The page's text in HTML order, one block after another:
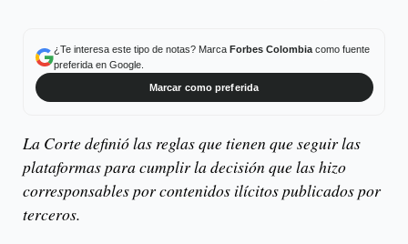
¿Te interesa este tipo de notas? Marca Forbes Colombiacomo fuente
preferida en Google.
Marcar como preferida
La Corte definió las reglas que tienen que seguir las
plataformas para cumplir la decisión que las hizo
corresponsables por contenidos ilícitos publicados por
terceros.